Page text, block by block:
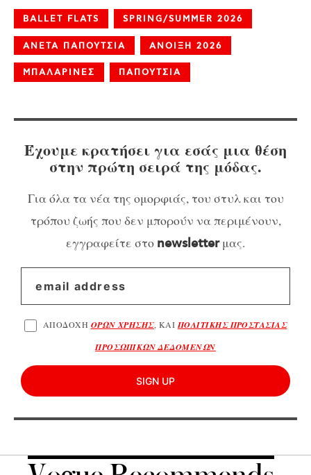
BALLET FLATS SPRING/SUMMER 2026
ΑΝΕΤΑ ΠΑΠΟΥΤΣΙΑ ΑΝΟΙΞΗ 2026
ΜΠΑΛΑΡΙΝΕΣ ΠΑΠΟΥΤΣΙΑ
Έχουμε κρατήσει για εσάς μια θέση
στην πρώτη σειρά της μόδας.
Για όλα τα νέα της ομορφιάς, του στυλ και του
τρόπου ζωής που δεν μπορούν να περιμένουν,
εγγραφείτε στο newsletterμας.
ΑΠΟΔΟΧΗ ΟΡΩΝ ΧΡΗΣΗΣ, ΚΑΙ ΠΟΛΙΤΙΚΗΣ ΠΡΟΣΤΑΣΙΑΣ
ΠΡΟΣΩΠΙΚΩΝ ΔΕΔΟΜΕΝΩΝ
SIGN UP